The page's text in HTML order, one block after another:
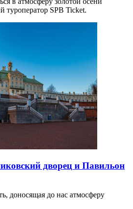
туроператор SPB Ticket.
дворец и Павильон
доносящая до нас атмосферу